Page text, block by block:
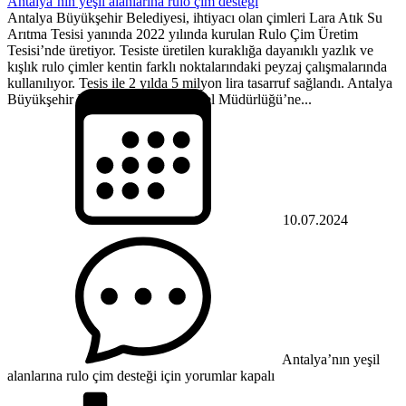
Antalya Büyükşehir Belediyesi, ihtiyacı olan çimleri Lara Atık Su
Arıtma Tesisi yanında 2022 yılında kurulan Rulo Çim Üretim
Tesisi’nde üretiyor. Tesiste üretilen kuraklığa dayanıklı yazlık ve
kışlık rulo çimler kentin farklı noktalarındaki peyzaj çalışmalarında
kullanılıyor. Tesis ile 2 yılda 5 milyon lira tasarruf sağlandı. Antalya
Büyükşehir Belediyesi ASAT Genel Müdürlüğü’ne...
10.07.2024
Antalya’nın yeşil
alanlarına rulo çim desteği için yorumlar kapalı